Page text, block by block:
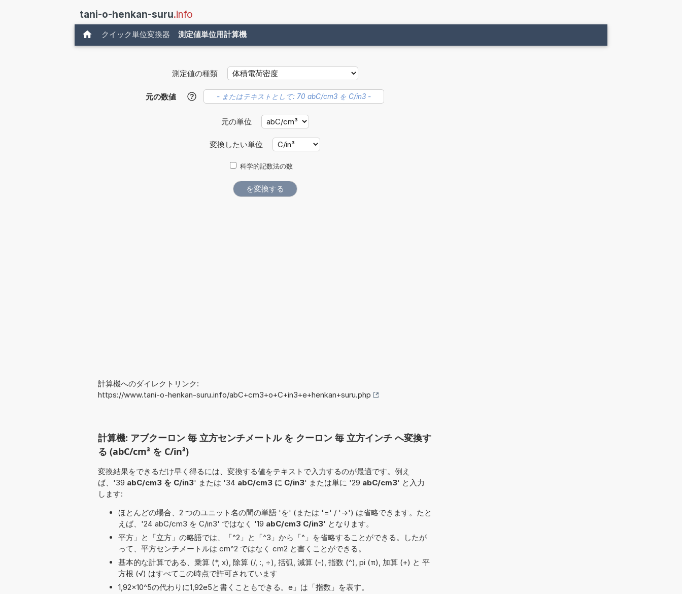
tani-o-henkan-suru.info
クイック単位変換器 測定値単位用計算機
測定値の種類
元の数値 ?
元の単位
変換したい単位
科学的記数法の数
計算機へのダイレクトリンク:
https://www.tani-o-henkan-suru.info/abC+cm3+o+C+in3+e+henkan+suru.php
計算機: アブクーロン 毎 立方センチメートル を クーロン 毎 立方インチ へ変換す
る (abC/cm³ を C/in³)
変換結果をできるだけ早く得るには、変換する値をテキストで入力するのが最適です。例え
ば、'39 abC/cm3 を C/in3' または '34 abC/cm3 に C/in3' または単に '29 abC/cm3' と入力
します:
ほとんどの場合、2 つのユニット名の間の単語 'を' (または '=' / '->') は省略できます。たと
えば、'24 abC/cm3 を C/in3' ではなく '19 abC/cm3 C/in3' となります。
平方」と「立方」の略語では、「^2」と「^3」から「^」を省略することができる。したが
って、平方センチメートルは cm^2 ではなく cm2 と書くことができる。
基本的な計算である、乗算 (*, x), 除算 (/, :, ÷), 括弧, 減算 (-), 指数 (^), pi (π), 加算 (+) と 平
方根 (√) はすべてこの時点で許可されています
1,92×10^5の代わりに1,92e5と書くこともできる。e」は「指数」を表す。